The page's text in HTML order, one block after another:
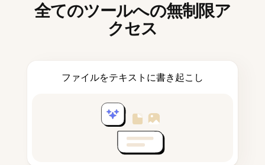
全てのツールへの無制限ア
クセス
ファイルをテキストに書き起こし